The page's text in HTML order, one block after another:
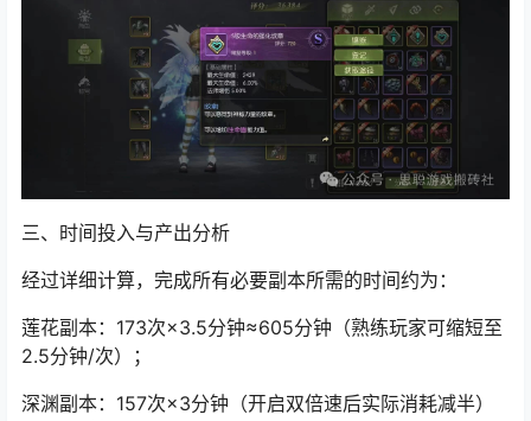
三、时间投入与产出分析
经过详细计算，完成所有必要副本所需的时间约为：
莲花副本：173次×3.5分钟≈605分钟（熟练玩家可缩短至
2.5分钟/次）；
深渊副本：157次×3分钟（开启双倍速后实际消耗减半）